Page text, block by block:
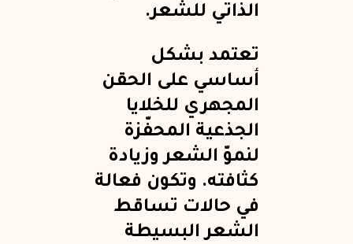
الذاتي للشعر.
تعتمد بشكل
أساسي على الحقن
المجهري للخلايا
الجذعية المحفّزة
لنموّ الشعر وزيادة
كثافته. وتكون فعالة
في حالات تساقط
الشعر البسيطة